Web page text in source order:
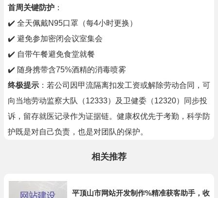
首周关键防护 ：
✔️ 全天佩戴N95口罩（每4小时更换）
✔️ 避免参加密闭会议室集会
✔️ 自带午餐避免食堂就餐
✔️ 随身携带含75%酒精的消毒喷雾
终极提示 ：若公司因甲流隔离扣发工资或解除劳动合同，可
向当地劳动监察大队（12333）及卫健委（12320）同步投
诉，留存就医记录作为证据链。健康权优先于考勤，科学防
护既是对自己负责，也是对团队的保护。
相关推荐
平顶山市网站开发制作%精准获客助手，收